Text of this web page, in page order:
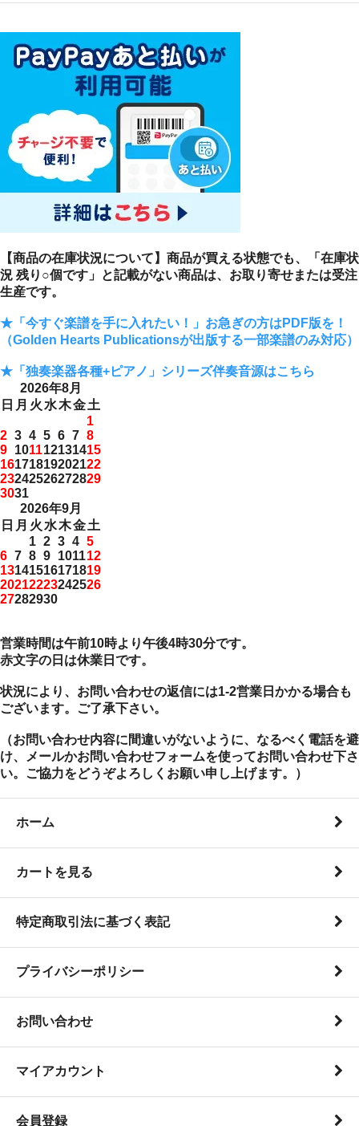
【商品の在庫状況について】商品が買える状態でも、「在庫状
況 残り○個です」と記載がない商品は、お取り寄せまたは受注
生産です。
★「今すぐ楽譜を手に入れたい！」お急ぎの方はPDF版を！
（Golden Hearts Publicationsが出版する一部楽譜のみ対応）
★「独奏楽器各種+ピアノ」シリーズ伴奏音源はこちら
2026年8月
日 月 火 水木金土
1
2 3 4 5 6 7 8
9 101112131415
16171819202122
23242526272829
3031
2026年9月
日 月 火 水木金土
1 2 3 4 5
6 7 8 9 101112
13141516171819
20212223242526
27282930
営業時間は午前10時より午後4時30分です。
赤文字の日は休業日です。
状況により、お問い合わせの返信には1-2営業日かかる場合も
ございます。ご了承下さい。
（お問い合わせ内容に間違いがないように、なるべく電話を避
け、メールかお問い合わせフォームを使ってお問い合わせ下さ
い。ご協力をどうぞよろしくお願い申し上げます。）
ホーム
カートを見る
特定商取引法に基づく表記
プライバシーポリシー
お問い合わせ
マイアカウント
会員登録